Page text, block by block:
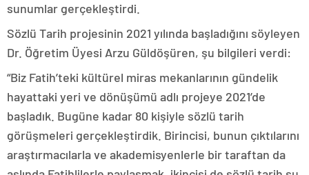
sunumlar gerçekleştirdi.
Sözlü Tarih projesinin 2021 yılında başladığını söyleyen
Dr. Öğretim Üyesi Arzu Güldöşüren, şu bilgileri verdi:
“Biz Fatih’teki kültürel miras mekanlarının gündelik
hayattaki yeri ve dönüşümü adlı projeye 2021’de
başladık. Bugüne kadar 80 kişiyle sözlü tarih
görüşmeleri gerçekleştirdik. Birincisi, bunun çıktılarını
araştırmacılarla ve akademisyenlerle bir taraftan da